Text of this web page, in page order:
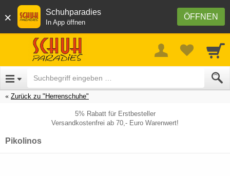
× ÖFFNEN
Schuhparadies
In App öffnen
Zurück zu "Herrenschuhe"
5% Rabatt für Erstbesteller
Versandkostenfrei ab 70,- Euro Warenwert!
Pikolinos